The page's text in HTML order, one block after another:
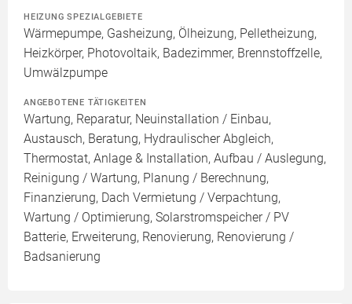
HEIZUNG SPEZIALGEBIETE
Wärmepumpe, Gasheizung, Ölheizung, Pelletheizung,
Heizkörper, Photovoltaik, Badezimmer, Brennstoffzelle,
Umwälzpumpe
ANGEBOTENE TÄTIGKEITEN
Wartung, Reparatur, Neuinstallation / Einbau,
Austausch, Beratung, Hydraulischer Abgleich,
Thermostat, Anlage & Installation, Aufbau / Auslegung,
Reinigung / Wartung, Planung / Berechnung,
Finanzierung, Dach Vermietung / Verpachtung,
Wartung / Optimierung, Solarstromspeicher / PV
Batterie, Erweiterung, Renovierung, Renovierung /
Badsanierung